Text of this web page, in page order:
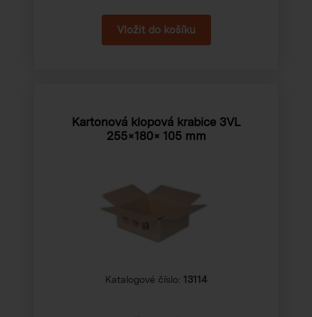
Kartonová klopová krabice 3VL
255×180× 105 mm
Katalogové číslo: 13114